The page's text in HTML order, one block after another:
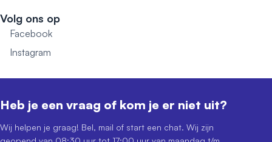
Volg ons op
Facebook
Instagram
Heb je een vraag of kom je er niet uit?
Wij helpen je graag! Bel, mail of start een chat. Wij zijn